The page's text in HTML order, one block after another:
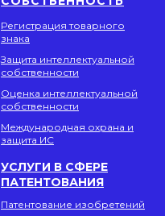
Регистрация товарного
знака
Защита интеллектуальной
собственности
Оценка интеллектуальной
собственности
Международная охрана и
защита ИС
УСЛУГИ В СФЕРЕ
ПАТЕНТОВАНИЯ
Патентование изобретений